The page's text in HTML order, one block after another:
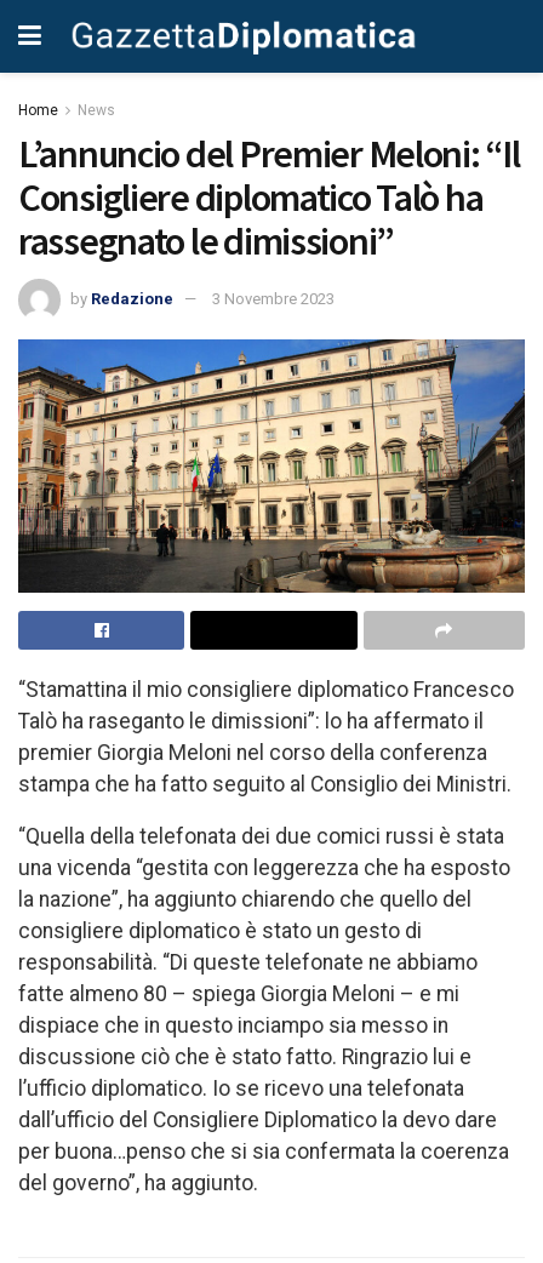
Home News
L’annuncio del Premier Meloni: “Il
Consigliere diplomatico Talò ha
rassegnato le dimissioni”
by Redazione 3 Novembre 2023
“Stamattina il mio consigliere diplomatico Francesco
Talò ha raseganto le dimissioni”: lo ha affermato il
premier Giorgia Meloni nel corso della conferenza
stampa che ha fatto seguito al Consiglio dei Ministri.
“Quella della telefonata dei due comici russi è stata
una vicenda “gestita con leggerezza che ha esposto
la nazione”, ha aggiunto chiarendo che quello del
consigliere diplomatico è stato un gesto di
responsabilità. “Di queste telefonate ne abbiamo
fatte almeno 80 – spiega Giorgia Meloni – e mi
dispiace che in questo inciampo sia messo in
discussione ciò che è stato fatto. Ringrazio lui e
l’ufficio diplomatico. Io se ricevo una telefonata
dall’ufficio del Consigliere Diplomatico la devo dare
per buona…penso che si sia confermata la coerenza
del governo”, ha aggiunto.